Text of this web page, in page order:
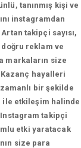
tanınmış kişi ve
instagramdan
takipçi sayısı,
reklam ve
markaların size
hayalleri
bir şekilde
ile etkileşim halinde
Instagram takipçi
etki yaratacak
size para